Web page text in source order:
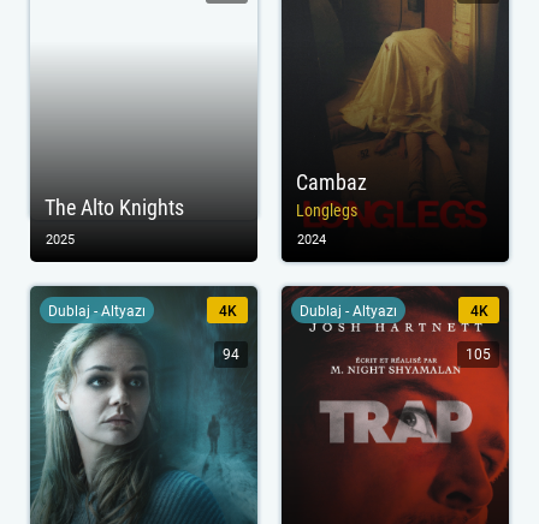
The Alto Knights
2025
Cambaz
Longlegs
2024
Dublaj - Altyazı 4K
94
Dublaj - Altyazı 4K
105